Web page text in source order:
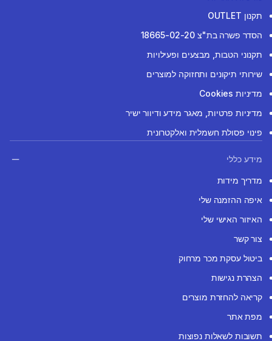
תקנון OUTLET
הסדר פשרה בת"צ 18665-02-20
תקנוני הטבות, מבצעים ופעילויות
שירותי תיקונים ותחזוקה למוצרים
מדיניות Cookies
מדיניות פרטיות, מאגר מידע ודיוור ישיר
פינוי פסולת חשמלית ואלקטרונית
מידע כללי
מדריך מידות
איפה ההזמנה שלי
האיזור האישי שלי
צור קשר
ביטול עסקת מכר מרחוק
הצהרת נגישות
קריאה להחזרת מוצרים
מפת אתר
תשובות לשאלות נפוצות